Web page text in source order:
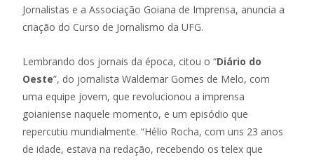
Jornalistas e a Associação Goiana de Imprensa, anuncia a
criação do Curso de Jornalismo da UFG.
Lembrando dos jornais da época, citou o “Diário do
Oeste”, do jornalista Waldemar Gomes de Melo, com
uma equipe jovem, que revolucionou a imprensa
goianiense naquele momento, e um episódio que
repercutiu mundialmente. “Hélio Rocha, com uns 23 anos
de idade, estava na redação, recebendo os telex que